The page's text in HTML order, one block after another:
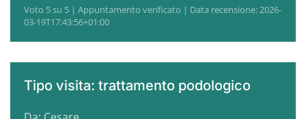
Voto 5 su 5 | Appuntamento verificato | Data recensione: 2026-
03-19T17:43:56+01:00
Tipo visita: trattamento podologico